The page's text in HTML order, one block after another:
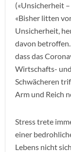
(«Unsicherheit
«Bisher litten
Unsicherheit,
davon
dass das
Wirtschafts-
Schwächeren
Arm und Reich
Stress trete
einer
Lebens nicht